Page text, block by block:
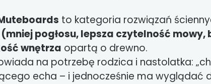
to kategoria rozwiązań
pogłosu, lepsza czytelność
wnętrza opartą o drewno.
na potrzebę rodzica i nastolatka:
echa – i jednocześnie ma wyglądać